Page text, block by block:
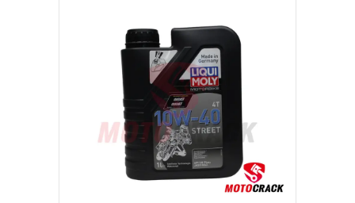
AÑADIR AL CARRITO